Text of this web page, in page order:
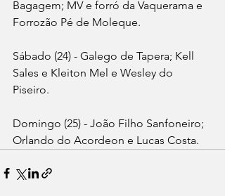
Bagagem; MV e forró da Vaquerama e
Forrozão Pé de Moleque.
Sábado (24) - Galego de Tapera; Kell
Sales e Kleiton Mel e Wesley do
Piseiro.
Domingo (25) - João Filho Sanfoneiro;
Orlando do Acordeon e Lucas Costa.